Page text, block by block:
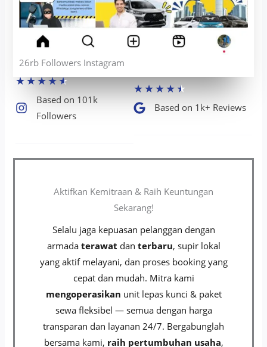
26rb Followers Instagram
★★★★★
Based on 101k
Followers​
★★★★★
Based on 1k+ Reviews​
Aktifkan Kemitraan & Raih Keuntungan
Sekarang!
Selalu jaga kepuasan pelanggan dengan
armada terawat dan terbaru, supir lokal
yang aktif melayani, dan proses booking yang
cepat dan mudah. Mitra kami
mengoperasikan unit lepas kunci & paket
sewa fleksibel — semua dengan harga
transparan dan layanan 24/7. Bergabunglah
bersama kami, raih pertumbuhan usaha,